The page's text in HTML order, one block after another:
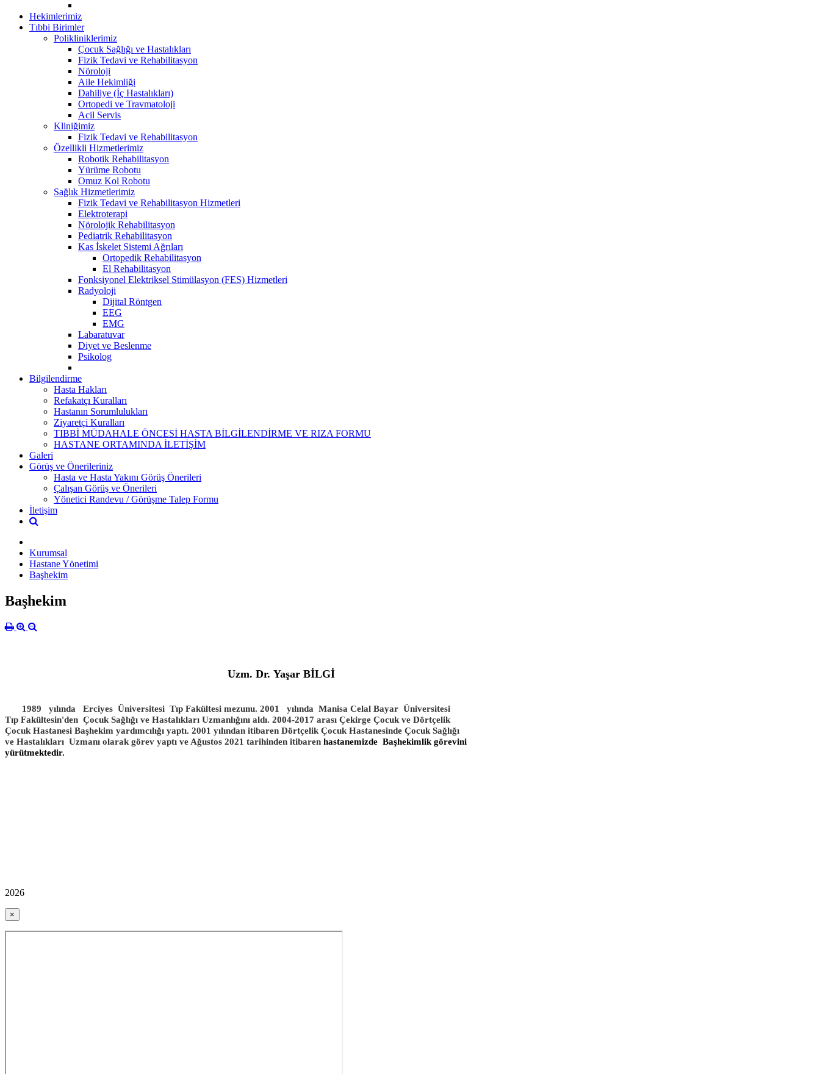
Hekimlerimiz
Tıbbi Birimler
Polikliniklerimiz
Çocuk Sağlığı ve Hastalıkları
Fizik Tedavi ve Rehabilitasyon
Nöroloji
Aile Hekimliği
Dahiliye (İç Hastalıkları)
Ortopedi ve Travmatoloji
Acil Servis
Kliniğimiz
Fizik Tedavi ve Rehabilitasyon
Özellikli Hizmetlerimiz
Robotik Rehabilitasyon
Yürüme Robotu
Omuz Kol Robotu
Sağlık Hizmetlerimiz
Fizik Tedavi ve Rehabilitasyon Hizmetleri
Elektroterapi
Nörolojik Rehabilitasyon
Pediatrik Rehabilitasyon
Kas İskelet Sistemi Ağrıları
Ortopedik Rehabilitasyon
El Rehabilitasyon
Fonksiyonel Elektriksel Stimülasyon (FES) Hizmetleri
Radyoloji
Dijital Röntgen
EEG
EMG
Labaratuvar
Diyet ve Beslenme
Psikolog
Bilgilendirme
Hasta Hakları
Refakatçı Kuralları
Hastanın Sorumlulukları
Ziyaretçi Kuralları
TIBBİ MÜDAHALE ÖNCESİ HASTA BİLGİLENDİRME VE RIZA FORMU
HASTANE ORTAMINDA İLETİŞİM
Galeri
Görüş ve Önerileriniz
Hasta ve Hasta Yakını Görüş Önerileri
Çalışan Görüş ve Önerileri
Yönetici Randevu / Görüşme Talep Formu
İletişim
Kurumsal
Hastane Yönetimi
Başhekim
Başhekim
Uzm. Dr. Yaşar BİLGİ
1989 yılında Erciyes Üniversitesi Tıp Fakültesi mezunu. 2001 yılında Manisa Celal Bayar Üniversitesi
Tıp Fakültesin'den Çocuk Sağlığı ve Hastalıkları Uzmanlığını aldı. 2004-2017 arası Çekirge Çocuk ve Dörtçelik
Çocuk Hastanesi Başhekim yardımcılığı yaptı. 2001 yılından itibaren Dörtçelik Çocuk Hastanesinde Çocuk Sağlığı
ve Hastalıkları Uzmanı olarak görev yaptı ve Ağustos 2021 tarihinden itibaren hastanemizde Başhekimlik görevini
yürütmektedir.
2026
×